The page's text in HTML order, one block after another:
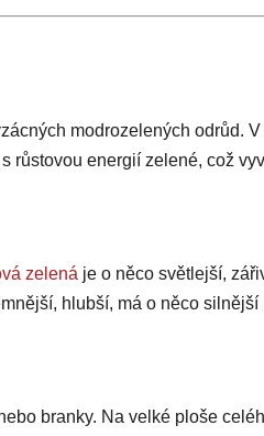
modrozelených odrůd.
růstovou energií zelené, což
zelená je o něco světlejší,
hlubší, má o něco silnější
branky. Na velké ploše